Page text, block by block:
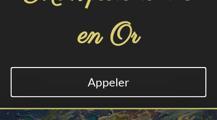
en Or
Appeler